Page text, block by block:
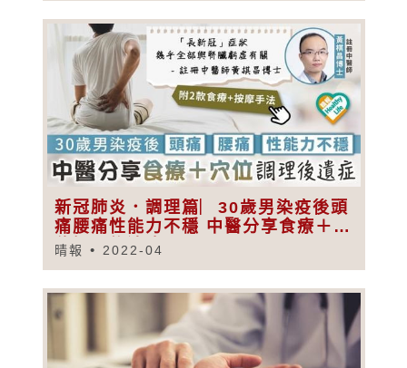
新冠肺炎．調理篇︳30歲男染疫後頭
痛腰痛性能力不穩 中醫分享食療＋穴
位調理後遺症
晴報 2022-04